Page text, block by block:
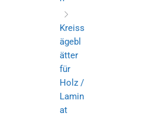
Kreiss
ägebl
ätter
für
Holz /
Lamin
at